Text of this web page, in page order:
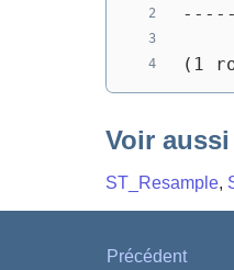
(1
Voir aussi
ST_Resample,
Précédent